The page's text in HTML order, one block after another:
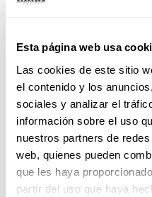
Esta página web usa
Las cookies de este sitio
el contenido y los
sociales y analizar el
información sobre el uso
nuestros partners de
web, quienes pueden
que les haya
partir del uso que haya
10 síntomas
¿Para qué
filtran y qué
hicieran? No